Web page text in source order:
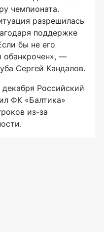
чемпионата.
разрешилась
поддержке
бы не его
—
Сергей Кандалов.
декабря Российский
ФК «Балтика»
из-за